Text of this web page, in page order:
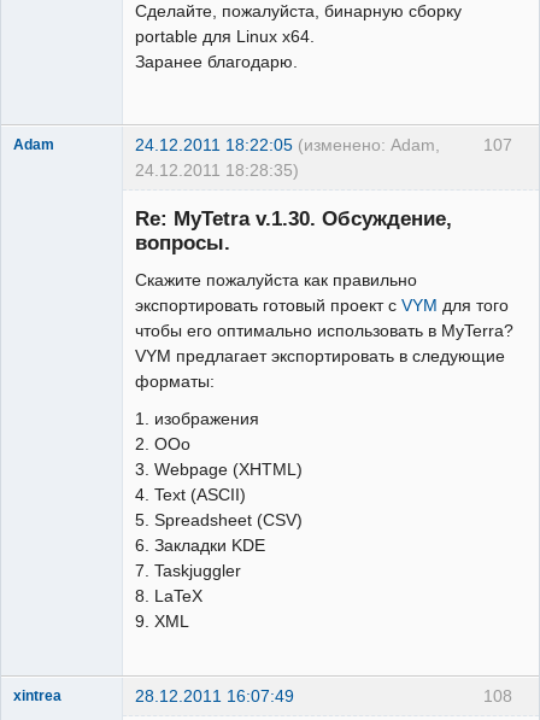
Сделайте, пожалуйста, бинарную сборку
portable для Linux x64.
Заранее благодарю.
107
Adam 24.12.2011 18:22:05 (изменено: Adam,
24.12.2011 18:28:35)
Re: MyTetra v.1.30. Обсуждение,
вопросы.
Скажите пожалуйста как правильно
экспортировать готовый проект с VYM для того
чтобы его оптимально использовать в MyTerra?
VYM предлагает экспортировать в следующие
форматы:
1. изображения
2. OOo
3. Webpage (XHTML)
4. Text (ASCII)
5. Spreadsheet (CSV)
6. Закладки KDE
7. Taskjuggler
8. LaTeX
9. XML
108
xintrea 28.12.2011 16:07:49